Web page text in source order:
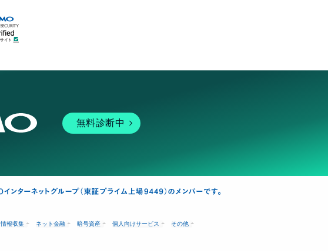
無料診断中
情報収集 ネット金融 暗号資産 個人向けサービス その他